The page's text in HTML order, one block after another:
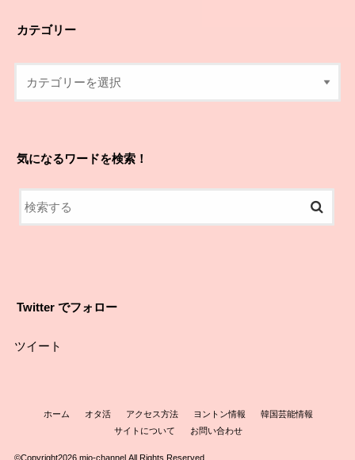
カテゴリー
気になるワードを検索！
Twitter でフォロー
ツイート
ホーム オタ活 アクセス方法 ヨントン情報
韓国芸能情報
サイトについて
お問い合わせ
©Copyright2026 mio-channel .All Rights Reserved.